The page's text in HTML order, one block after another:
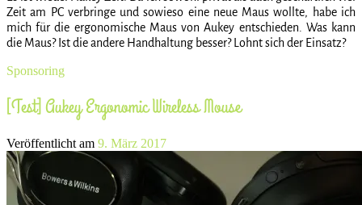
Zeit am PC verbringe und sowieso eine neue Maus wollte, habe ich
mich für die ergonomische Maus von Aukey entschieden. Was kann
die Maus? Ist die andere Handhaltung besser? Lohnt sich der Einsatz?
Sponsoring
[Test] Aukey Ergonomic Wireless Mouse
Veröffentlicht am 9. März 2017